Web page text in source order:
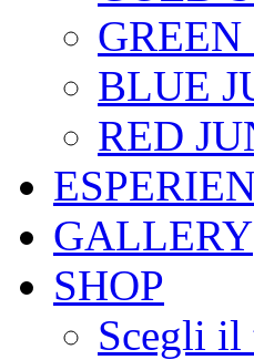
BLUE
RED
GALLERY
SHOP
Scegli